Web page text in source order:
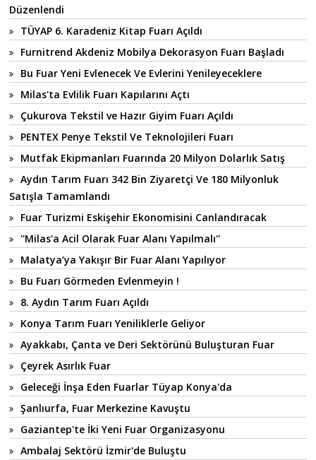
Düzenlendi
TÜYAP 6. Karadeniz Kitap Fuarı Açıldı
Furnitrend Akdeniz Mobilya Dekorasyon Fuarı Başladı
Bu Fuar Yeni Evlenecek Ve Evlerini Yenileyeceklere
Milas'ta Evlilik Fuarı Kapılarını Açtı
Çukurova Tekstil ve Hazır Giyim Fuarı Açıldı
PENTEX Penye Tekstil Ve Teknolojileri Fuarı
Mutfak Ekipmanları Fuarında 20 Milyon Dolarlık Satış
Aydın Tarım Fuarı 342 Bin Ziyaretçi Ve 180 Milyonluk
Satışla Tamamlandı
Fuar Turizmi Eskişehir Ekonomisini Canlandıracak
''Milas'a Acil Olarak Fuar Alanı Yapılmalı''
Malatya’ya Yakışır Bir Fuar Alanı Yapılıyor
Bu Fuarı Görmeden Evlenmeyin !
8. Aydın Tarım Fuarı Açıldı
Konya Tarım Fuarı Yeniliklerle Geliyor
Ayakkabı, Çanta ve Deri Sektörünü Buluşturan Fuar
Çeyrek Asırlık Fuar
Geleceği İnşa Eden Fuarlar Tüyap Konya'da
Şanlıurfa, Fuar Merkezine Kavuştu
Gaziantep'te İki Yeni Fuar Organizasyonu
Ambalaj Sektörü İzmir'de Buluştu